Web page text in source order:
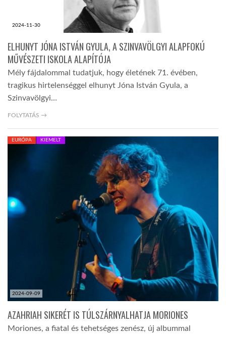
AFRIKA TUDÁSTÁR
A NAP SZÉPE
2024-11-30
ELHUNYT JÓNA ISTVÁN GYULA, A SZINVAVÖLGYI ALAPFOKÚ
MŰVÉSZETI ISKOLA ALAPÍTÓJA
Mély fájdalommal tudatjuk, hogy életének 71. évében,
tragikus hirtelenséggel elhunyt Jóna István Gyula, a
Szinvavölgyi…
FOLYTATÁS →
2024-09-09
EURÓPA KIEMELT
AZAHRIAH SIKERÉT IS TÚLSZÁRNYALHATJA MORIONES
Moriones, a fiatal és tehetséges zenész, új albummal